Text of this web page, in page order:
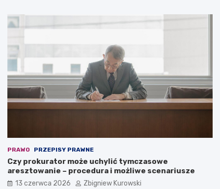
PRAWO PRZEPISY PRAWNE
Czy prokurator może uchylić tymczasowe
aresztowanie – procedura i możliwe scenariusze
13 czerwca 2026 Zbigniew Kurowski